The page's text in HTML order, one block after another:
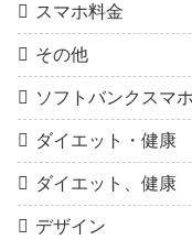
スマホ料金
その他
ソフトバンクスマ
ダイエット・健康
ダイエット、健康
デザイン